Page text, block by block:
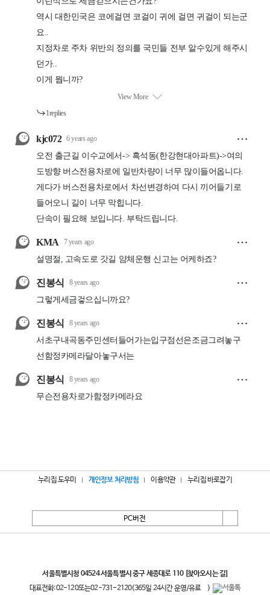
누리집 도우미 개인정보 처리방침 이용약관 누리집 바로잡기
PC버전
서울특별시청 04524 서울특별시 중구 세종대로 110 [찾아오시는 길]
대표전화:02-120또는02-731-2120(365일 24시간 운영/유료 )